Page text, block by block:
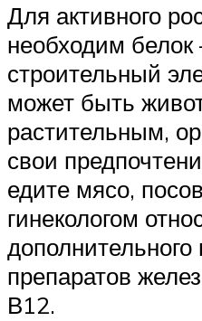
Для активного
необходим белок
строительный
может быть
растительным,
свои
едите мясо,
гинекологом
препаратов
В12.